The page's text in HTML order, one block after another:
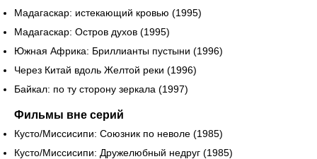
Мадагаскар: истекающий кровью (1995)
Мадагаскар: Остров духов (1995)
Южная Африка: Бриллианты пустыни (1996)
Через Китай вдоль Желтой реки (1996)
Байкал: по ту сторону зеркала (1997)
Фильмы вне серий
Кусто/Миссисипи: Союзник по неволе (1985)
Кусто/Миссисипи: Дружелюбный недруг (1985)